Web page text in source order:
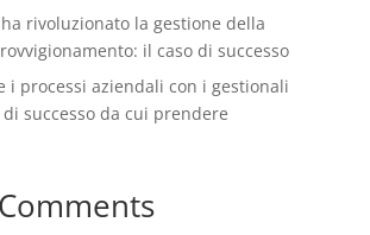
ha rivoluzionato la gestione della
il caso di successo
i processi aziendali con i gestionali
successo da cui prendere